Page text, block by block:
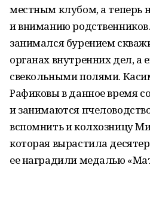
местным клубом, а теперь
и вниманию
занимался бурением
органах внутренних дел, а
свекольными полями.
Рафиковы в данное время
и занимаются
вспомнить и колхозницу
которая вырастила
ее наградили медалью